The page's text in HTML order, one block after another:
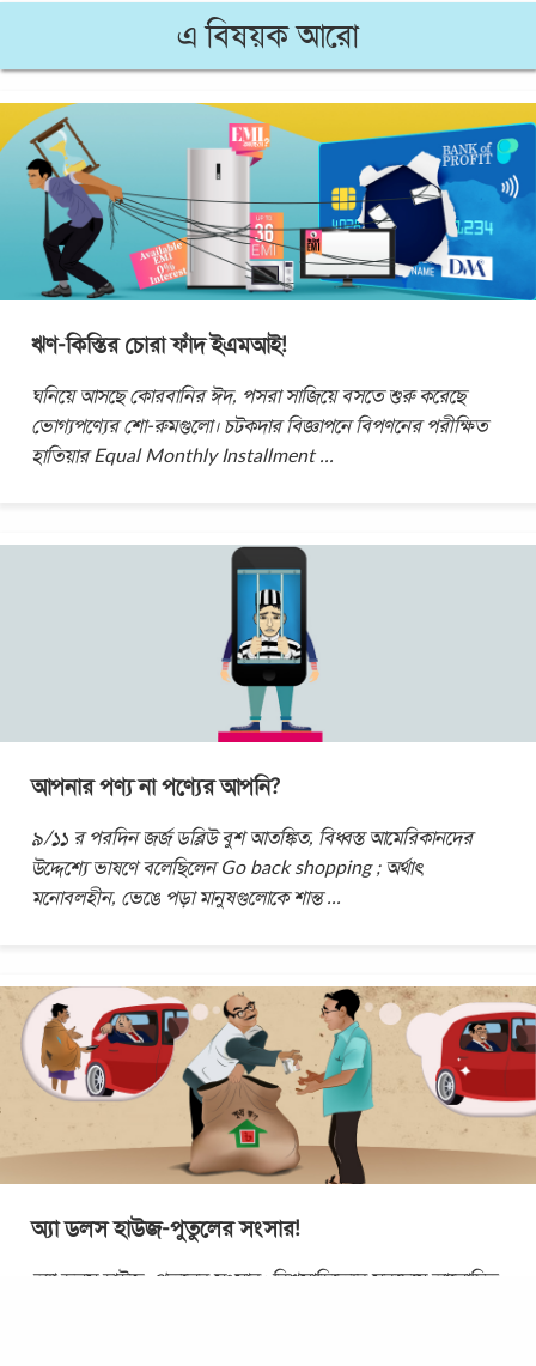
এ বিষয়ক আরো
ঋণ-কিস্তির চোরা ফাঁদ ইএমআই!
ঘনিয়ে আসছে কোরবানির ঈদ, পসরা সাজিয়ে বসতে শুরু করেছে
ভোগ্যপণ্যের শো-রুমগুলো। চটকদার বিজ্ঞাপনে বিপণনের পরীক্ষিত
হাতিয়ার Equal Monthly Installment...
আপনার পণ্য না পণ্যের আপনি?
৯/১১ র পরদিন জর্জ ডব্লিউ বুশ আতঙ্কিত, বিধ্বস্ত আমেরিকানদের
উদ্দেশ্যে ভাষণে বলেছিলেন Go back shopping ; অর্থাৎ
মনোবলহীন, ভেঙে পড়া মানুষগুলোকে শান্ত...
অ্যা ডলস হাউজ-পুতুলের সংসার!
অ্যা ডলস হাউজ- পুতুলের সংসার। বিশ্বসাহিত্যের সবচেয়ে আলোচিত